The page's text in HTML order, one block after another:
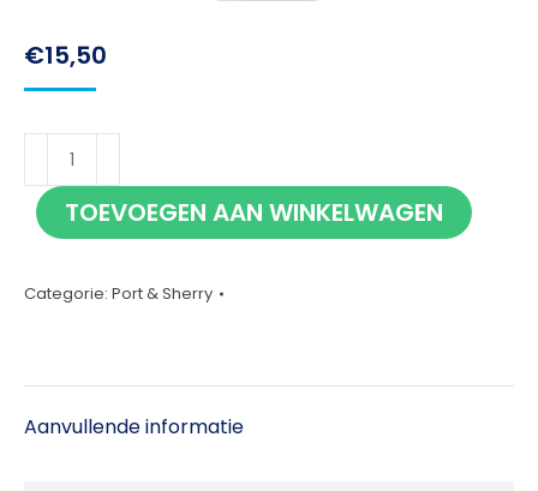
€15,50
Gonzalez
Byass
Nectar
Ximinez
TOEVOEGEN AAN WINKELWAGEN
Categorie: Port & Sherry
Aanvullende informatie